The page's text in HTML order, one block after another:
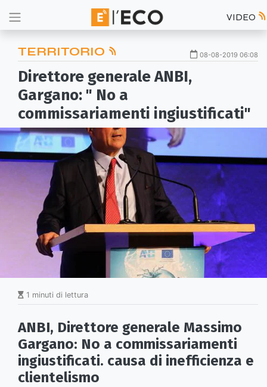
VIDEO
TERRITORIO 08-08-2019 06:08
Direttore generale ANBI,
Gargano: " No a
commissariamenti ingiustificati"
1 minuti di lettura
ANBI, Direttore generale Massimo
Gargano: No a commissariamenti
ingiustificati. causa di inefficienza e
clientelismo